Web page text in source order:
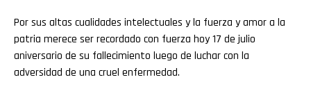
Por sus altas cualidades intelectuales y la fuerza y amor a la
patria merece ser recordado con fuerza hoy 17 de julio
aniversario de su fallecimiento luego de luchar con la
adversidad de una cruel enfermedad.